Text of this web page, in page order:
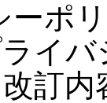
ーポ
イバ
訂